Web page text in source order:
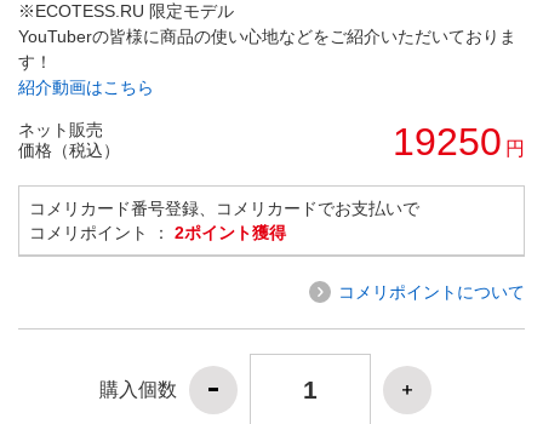
※ECOTESS.RU 限定モデル
YouTuberの皆様に商品の使い心地などをご紹介いただいておりま
す！
紹介動画はこちら
ネット販売
価格（税込）
19250 円
コメリカード番号登録、コメリカードでお支払いで
コメリポイント ： 2ポイント獲得
コメリポイントについて
購入個数